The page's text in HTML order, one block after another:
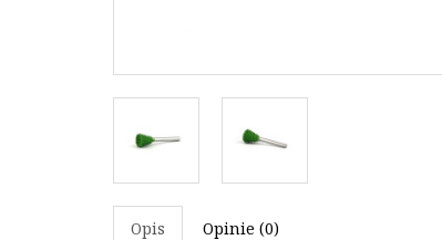
Opis Opinie (0)